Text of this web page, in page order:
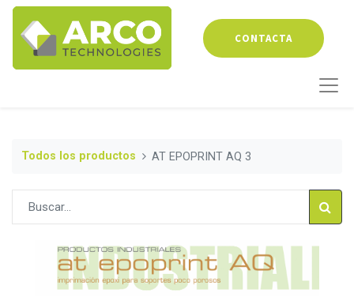
CONTACTA
Todos los productos AT EPOPRINT AQ 3